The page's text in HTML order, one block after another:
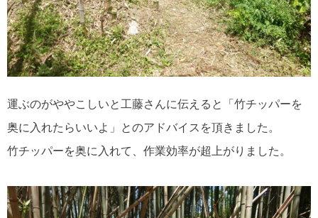
運ぶのがややこしいと工藤さんに伝えると「竹チッパーを
奥に入れたらいいよ」とのアドバイスを頂きました。
竹チッパーを奥に入れて、作業効率が超上がりました。